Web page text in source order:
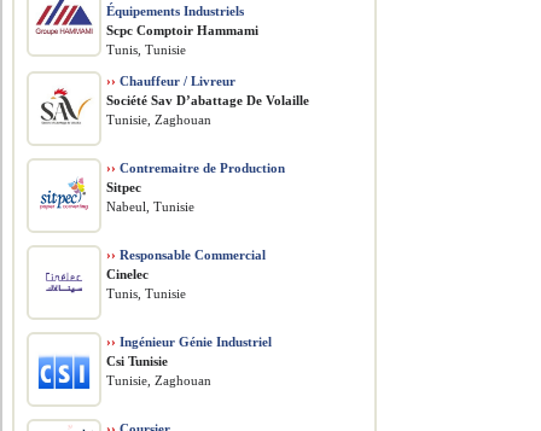
Équipements Industriels
Scpc Comptoir Hammami
Tunis, Tunisie
›› Chauffeur / Livreur
Société Sav D’abattage De Volaille
Tunisie, Zaghouan
›› Contremaitre de Production
Sitpec
Nabeul, Tunisie
›› Responsable Commercial
Cinelec
Tunis, Tunisie
›› Ingénieur Génie Industriel
Csi Tunisie
Tunisie, Zaghouan